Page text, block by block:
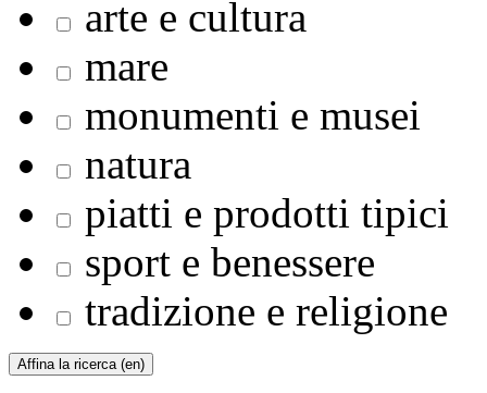
arte e cultura
mare
monumenti e musei
natura
piatti e prodotti tipici
sport e benessere
tradizione e religione